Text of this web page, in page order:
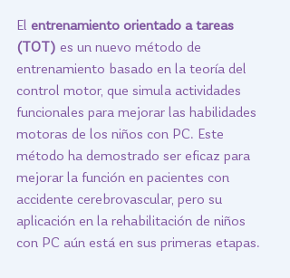
El entrenamiento orientado a tareas
(TOT) es un nuevo método de
entrenamiento basado en la teoría del
control motor, que simula actividades
funcionales para mejorar las habilidades
motoras de los niños con PC. Este
método ha demostrado ser eficaz para
mejorar la función en pacientes con
accidente cerebrovascular, pero su
aplicación en la rehabilitación de niños
con PC aún está en sus primeras etapas.